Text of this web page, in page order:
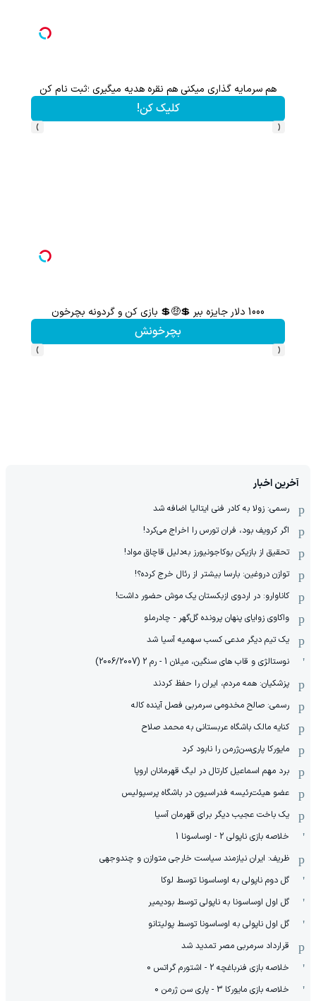
هم سرمایه گذاری میکنی هم نقره هدیه میگیری ؛ثبت نام کن
کلیک کن!
‹
›
1000 دلار جایزه ببر 💲🤑💲 بازی کن و گردونه بچرخون
بچرخونش
‹
›
آخرین اخبار
رسمی: زولا به کادر فنی ایتالیا اضافه شد
اگر کرویف بود، فران تورس را اخراج می‌کرد!
تحقیق از بازیکن بوکاجونیورز به‌دلیل قاچاق مواد!
توازن دروغین: بارسا بیشتر از رئال خرج کرده؟!
کاناوارو: در اردوی ازبکستان یک موش حضور داشت!
واکاوی زوایای پنهان پرونده گل‌گهر - چادرملو
یک تیم دیگر مدعی کسب سهمیه آسیا شد
نوستالژی و قاب های سنگین، میلان 1 - رم 2 (2006/2007)
پزشکیان: همه مردم، ایران را حفظ کردند
رسمی: صالح مخدومی سرمربی فصل آینده کاله
کنایه مالک باشگاه عربستانی به محمد صلاح
مایورکا پاری‌سن‌ژرمن را نابود کرد
برد مهم اسماعیل کارتال در لیگ قهرمانان اروپا
عضو هیئت‌رئیسه فدراسیون در باشگاه پرسپولیس
یک باخت عجیب دیگر برای قهرمان آسیا
خلاصه بازی ناپولی 2 - اوساسونا 1
ظریف: ایران نیازمند سیاست خارجی متوازن و چندوجهی
گل دوم ناپولی به اوساسونا توسط لوکا
گل اول اوساسونا به ناپولی توسط بودیمیر
گل اول ناپولی به اوساسونا توسط پولیتانو
قرارداد سرمربی مصر تمدید شد
خلاصه بازی فنرباغچه 2 - اشتورم گراتس 0
خلاصه بازی مایورکا 3 - پاری سن ژرمن 0